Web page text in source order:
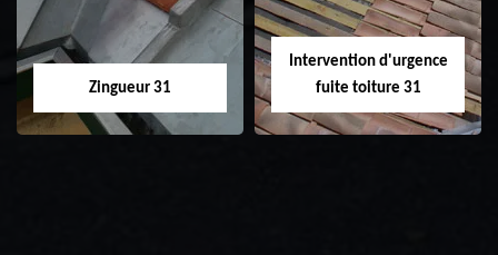
Zingueur 31
Intervention d'urgence
fuite toiture 31